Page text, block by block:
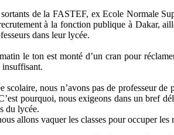
de la FASTEF, ex Ecole Normale
à la fonction publique à Dakar,
dans leur lycée.
le ton est monté d’un cran pour
insuffisant.
scolaire, nous n’avons pas de professeur
pourquoi, nous exigeons dans un bref
du lycée.
allons vaquer les classes pour occuper